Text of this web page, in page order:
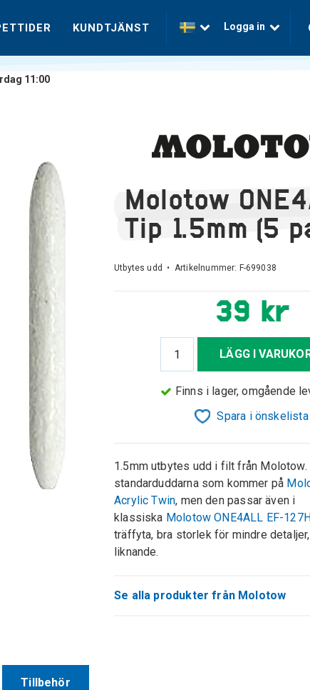
KUNDTJÄNST Logga in
11:00
Molotow
Tip 1.5mm (5
Utbytes udd • Artikelnummer: F-699038
39 kr
LÄGG I
Finns i lager, omgående
Spara i önskelista
1.5mm utbytes udd i filt från Molotow.
standarduddarna som kommer på
Acrylic Twin, men den passar även i
klassiska Molotow ONE4ALL EF-
träffyta, bra storlek för mindre
liknande.
Se alla produkter från Molotow
Tillbehör